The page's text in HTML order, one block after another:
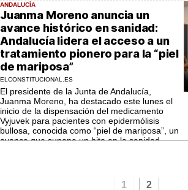
ANDALUCÍA
Juanma Moreno anuncia un
avance histórico en sanidad:
Andalucía lidera el acceso a un
tratamiento pionero para la “piel
de mariposa”
ELCONSTITUCIONAL.ES
El presidente de la Junta de Andalucía,
Juanma Moreno, ha destacado este lunes el
inicio de la dispensación del medicamento
Vyjuvek para pacientes con epidermólisis
bullosa, conocida como “piel de mariposa”, un
avance que supone un hito en la sanidad
1 2